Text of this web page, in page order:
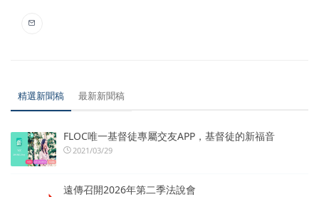
精選新聞稿 最新新聞稿
FLOC唯一基督徒專屬交友APP，基督徒的新福音
2021/03/29
遠傳召開2026年第二季法說會